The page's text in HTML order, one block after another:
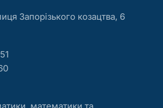
Запорізького козацтва, 6